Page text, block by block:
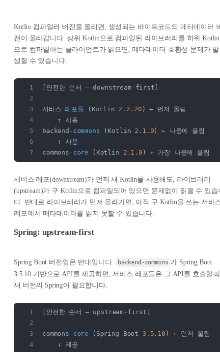
Kotlin 컴파일러 버전을 올리면, 생성되는 바이트코드의 메타데이터
전이 올라갑니다. 상위 Kotlin으로 컴파일된 라이브러리를 하위 Kotlin
으로 컴파일하는 클라이언트가 읽으면, 메타데이터 호환성 문제가 발
생할 수 있습니다.
[안전한 순서 — downstream- first]
서비스 레포들 (Kotlin 2.2 . 20 ) ← 먼저 올림
    ↑ 사용
backend - commons (Kotlin 2.1 . 0 ) ← 나중에 올림
    ↑ 사용
commons - core (Kotlin 2.1 .0 ) ← 가장 나중에 올림
서비스 레포(downstream)가 먼저 새 Kotlin을 사용해도, 라이브러리
(upstream)가 구 Kotlin으로 컴파일되어 있으면 문제없이 읽을 수 있습
다. 반대로 라이브러리가 먼저 올라가면, 아직 구 Kotlin을 쓰는 서비
레포에서 메타데이터를 읽지 못할 수 있습니다.
Spring: upstream-first
Spring Boot 버전업은 반대입니다. backend-commons 가 Spring Boot
3.5.10 기반으로 API를 제공하면, 서비스 레포들은 그 API를 호출할
새 버전의 Spring이 필요합니다.
[안전한 순서 — upstream- first]
commons - core (Spring Boot 3.5 . 10 ) ← 먼저 올림
    ↓ 제공